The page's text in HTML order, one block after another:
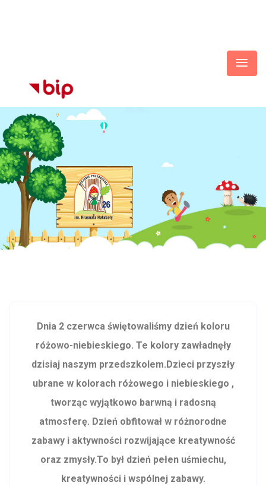
Dnia 2 czerwca świętowaliśmy dzień koloru
różowo-niebieskiego. Te kolory zawładnęły
dzisiaj naszym przedszkolem.Dzieci przyszły
ubrane w kolorach różowego i niebieskiego ,
tworząc wyjątkowo barwną i radosną
atmosferę. Dzień obfitował w różnorodne
zabawy i aktywności rozwijające kreatywność
oraz zmysły.To był dzień pełen uśmiechu,
kreatywności i wspólnej zabawy.